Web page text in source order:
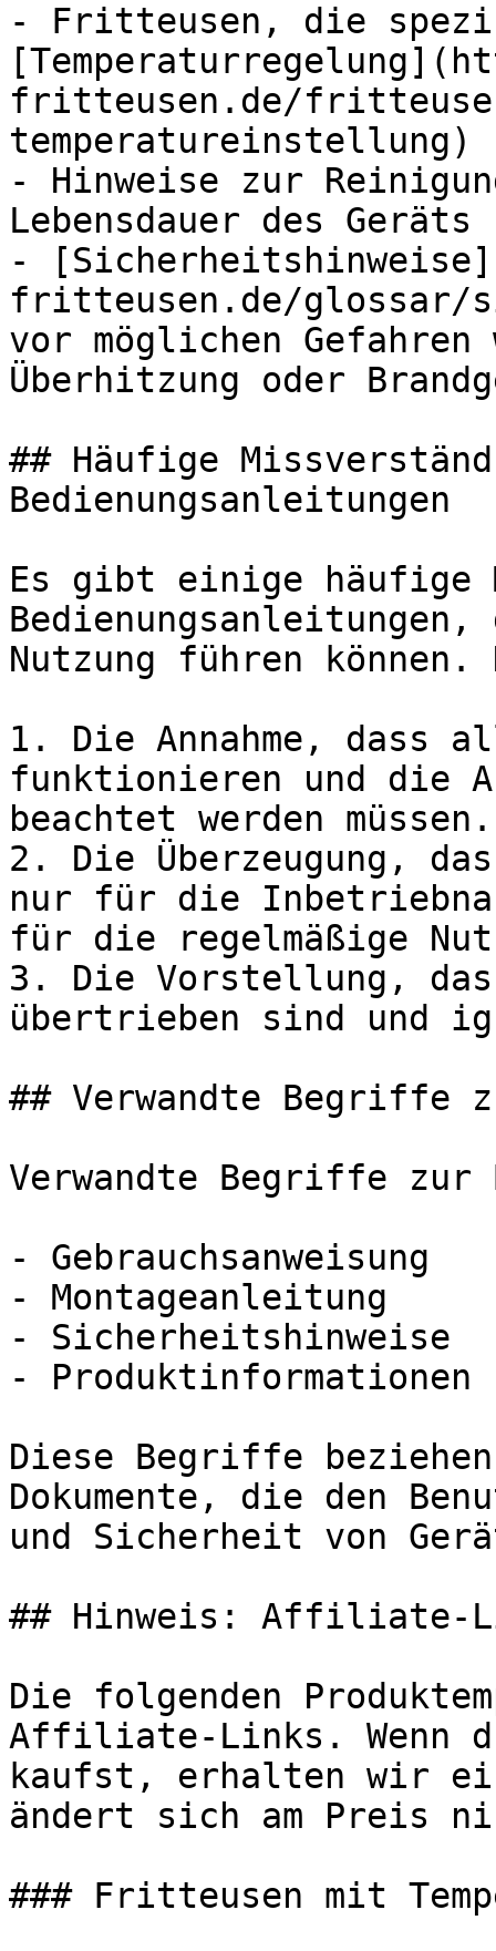
- Fritteusen, die
fritteusen.de/
temperatureinstellung)
- Hinweise zur
Lebensdauer des
-
fritteusen.de/glossar/
vor möglichen
Überhitzung oder
## Häufige
Bedienungsanleitungen
Es gibt einige häufige
Bedienungsanleitungen,
Nutzung führen können.
1. Die Annahme, dass
funktionieren und die
beachtet werden müssen.
2. Die Überzeugung,
nur für die
für die regelmäßige
3. Die Vorstellung,
übertrieben sind und
## Verwandte Begriffe
Verwandte Begriffe zur
- Gebrauchsanweisung
- Montageanleitung
- Sicherheitshinweise
- Produktinformationen
Diese Begriffe
Dokumente, die den
und Sicherheit von
## Hinweis: Affiliate-
Die folgenden
Affiliate-Links. Wenn
kaufst, erhalten wir
ändert sich am Preis
### Fritteusen mit